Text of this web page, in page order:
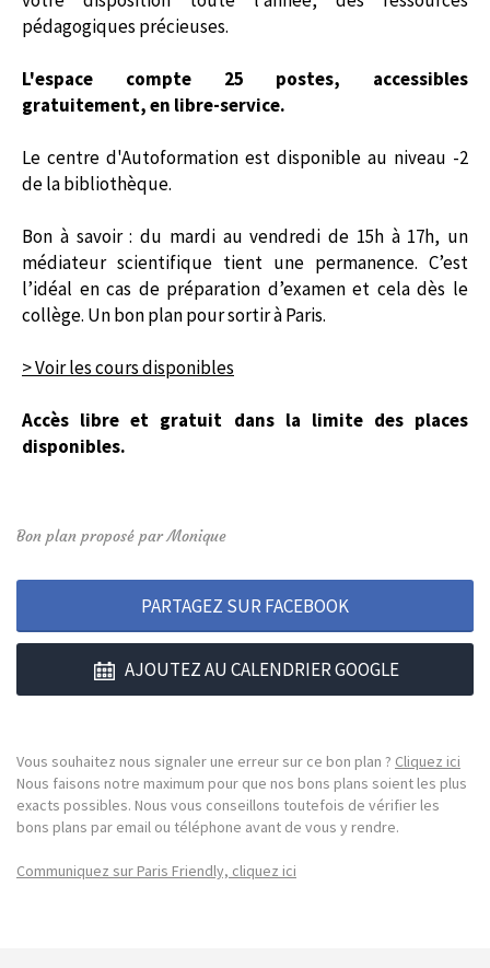
pédagogiques précieuses.
L'espace compte 25 postes, accessibles
gratuitement, en libre-service.
Le centre d'Autoformation est disponible au niveau -2
de la bibliothèque.
Bon à savoir : du mardi au vendredi de 15h à 17h, un
médiateur scientifique tient une permanence. C’est
l’idéal en cas de préparation d’examen et cela dès le
collège. Un bon plan pour sortir à Paris.
> Voir les cours disponibles
Accès libre et gratuit dans la limite des places
disponibles.
Bon plan proposé par Monique
PARTAGEZ SUR FACEBOOK
AJOUTEZ AU CALENDRIER GOOGLE
Vous souhaitez nous signaler une erreur sur ce bon plan ? Cliquez ici
Nous faisons notre maximum pour que nos bons plans soient les plus
exacts possibles. Nous vous conseillons toutefois de vérifier les
bons plans par email ou téléphone avant de vous y rendre.
Communiquez sur Paris Friendly, cliquez ici